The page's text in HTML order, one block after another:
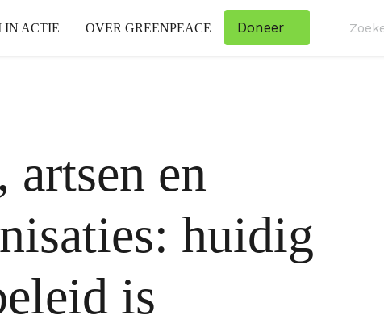
IN ACTIE OVER GREENPEACE Doneer
artsen en
huidig
is